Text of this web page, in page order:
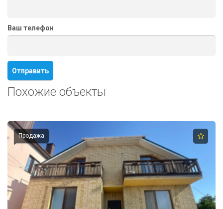
Ваш телефон
Похожие объекты
Продажа